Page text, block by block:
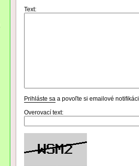
Text:
Prihláste sa a povoľte si emailové
Overovací text: